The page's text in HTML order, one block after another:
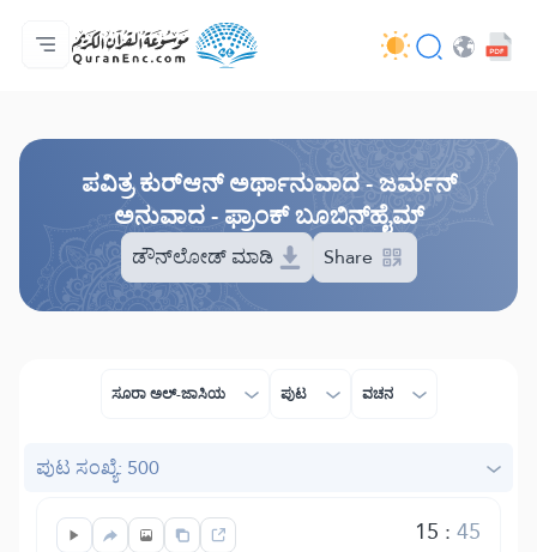
ಮುಖಪುಟ
ಅನುವಾದಗಳ ಸೂಚಿ
Audio
ಡೆವಲಪರ್ ಸೇವೆಗಳು - API
ಯೋಜನೆಯ ಬಗ್ಗೆ
ನಮ್ಮನ್ನು ಕರೆ ಮಾಡಿ
ಭಾಷೆ
ಪವಿತ್ರ ಕುರ್‌ಆನ್ ಅರ್ಥಾನುವಾದ - ಜರ್ಮನ್
ಅನುವಾದ - ಫ್ರಾಂಕ್ ಬೂಬಿನ್‌ಹೈಮ್
ಡೌನ್‌ಲೋಡ್ ಮಾಡಿ Share
ಸೂರಾ ಅಲ್ -ಜಾಸಿಯ ಪುಟ ವಚನ
ಪುಟ ಸಂಖ್ಯೆ: 500
15 :45